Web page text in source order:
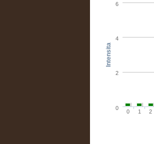
Intensita
0 1 2
0
2
4
6